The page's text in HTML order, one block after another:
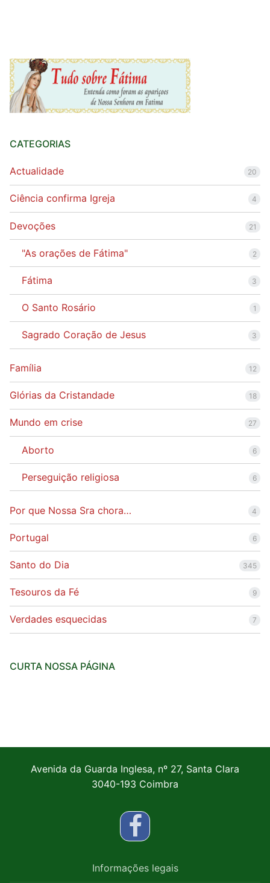
CATEGORIAS
Actualidade 20
Ciência confirma Igreja 4
Devoções 21
"As orações de Fátima" 2
Fátima 3
O Santo Rosário 1
Sagrado Coração de Jesus 3
Família 12
Glórias da Cristandade 18
Mundo em crise 27
Aborto 6
Perseguição religiosa 6
Por que Nossa Sra chora… 4
Portugal 6
Santo do Dia 345
Tesouros da Fé 9
Verdades esquecidas 7
CURTA NOSSA PÁGINA
Avenida da Guarda Inglesa, nº 27, Santa Clara
3040-193 Coimbra
Informações legais